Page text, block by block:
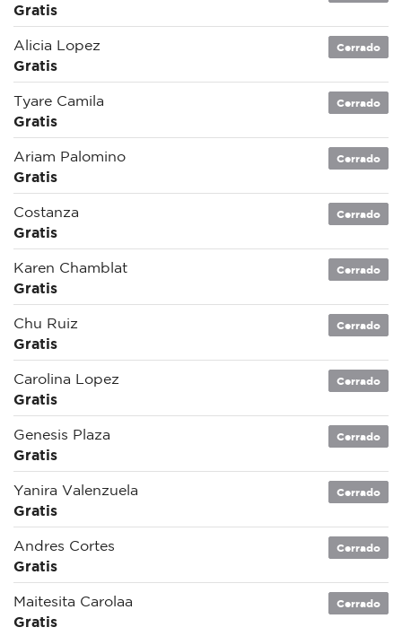
Gratis
Alicia Lopez
Gratis
Cerrado
Tyare Camila
Gratis
Cerrado
Ariam Palomino
Gratis
Cerrado
Costanza
Gratis
Cerrado
Karen Chamblat
Gratis
Cerrado
Chu Ruiz
Gratis
Cerrado
Carolina Lopez
Gratis
Cerrado
Genesis Plaza
Gratis
Cerrado
Yanira Valenzuela
Gratis
Cerrado
Andres Cortes
Gratis
Cerrado
Maitesita Carolaa
Gratis
Cerrado